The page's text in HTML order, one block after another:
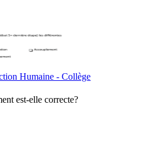
Humaine - Collège
est-elle correcte?